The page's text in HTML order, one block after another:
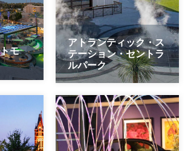
モ
アトランティック・ス
テーション・セントラ
ルパーク